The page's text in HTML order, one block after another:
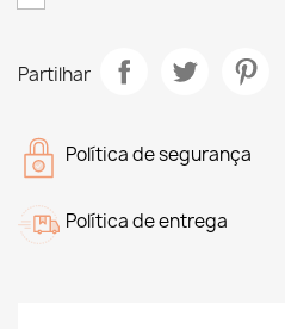
Partilhar
Política de segurança
Política de entrega